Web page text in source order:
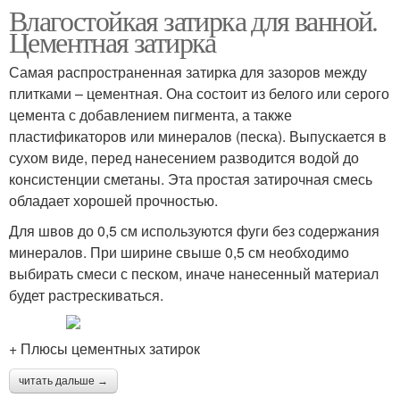
Влагостойкая затирка для ванной.
Цементная затирка
Самая распространенная затирка для зазоров между
плитками – цементная. Она состоит из белого или серого
цемента с добавлением пигмента, а также
пластификаторов или минералов (песка). Выпускается в
сухом виде, перед нанесением разводится водой до
консистенции сметаны. Эта простая затирочная смесь
обладает хорошей прочностью.
Для швов до 0,5 см используются фуги без содержания
минералов. При ширине свыше 0,5 см необходимо
выбирать смеси с песком, иначе нанесенный материал
будет растрескиваться.
+ Плюсы цементных затирок
читать дальше →